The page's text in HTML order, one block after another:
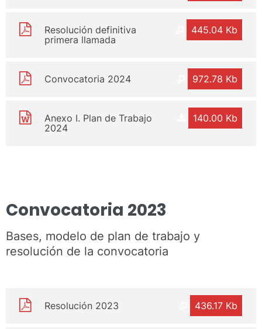
445.04 Kb
Resolución definitiva
primera llamada
972.78 Kb
Convocatoria 2024
140.00 Kb
Anexo I. Plan de Trabajo
2024
Convocatoria 2023
Bases, modelo de plan de trabajo y
resolución de la convocatoria
436.17 Kb
Resolución 2023